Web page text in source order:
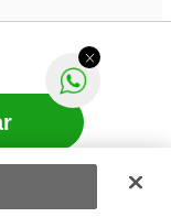
0001-